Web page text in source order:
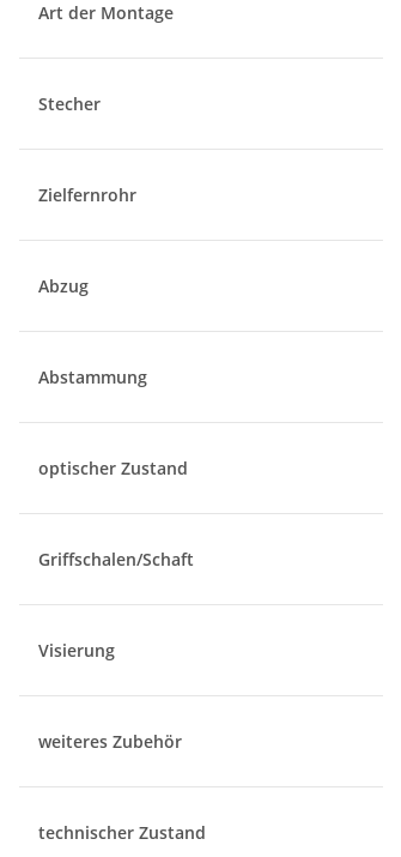
Art der Montage
Stecher
Zielfernrohr
Abzug
Abstammung
optischer Zustand
Griffschalen/Schaft
Visierung
weiteres Zubehör
technischer Zustand